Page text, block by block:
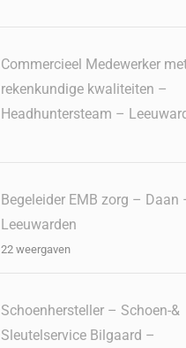
Commercieel Medewerker
rekenkundige kwaliteiten –
Headhuntersteam –
Begeleider EMB zorg – Daan
Leeuwarden
22 weergaven
Schoenhersteller – Schoen-&
Sleutelservice Bilgaard –